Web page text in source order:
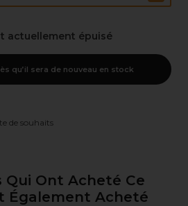
actuellement épuisé
qu’il sera de nouveau en stock
de souhaits
Qui Ont Acheté Ce
Également Acheté